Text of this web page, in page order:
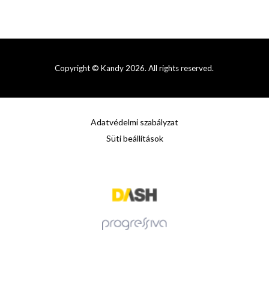
Copyright © Kandy 2026. All rights reserved.
Adatvédelmi szabályzat
Süti beállítások